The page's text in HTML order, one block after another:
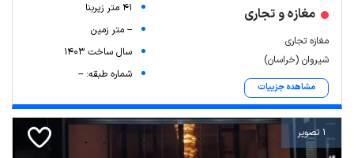
مغازه و تجاری
مغازه تجاری
شیروان (خراسان)
مشاهده جزییات
41 متر زیربنا
-- متر زمین
سال ساخت 1403
شماره طبقه: --
1 تصویر